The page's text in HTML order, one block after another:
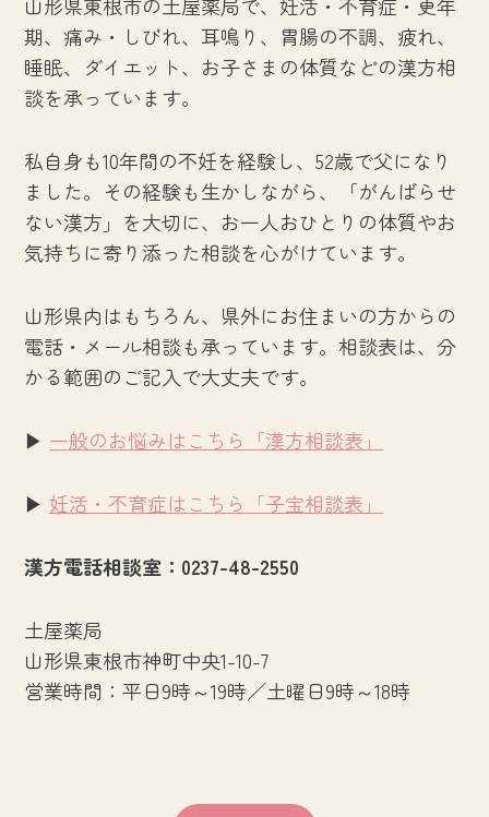
山形県東根市の土屋薬局で、妊活・不育症・更年
期、痛み・しびれ、耳鳴り、胃腸の不調、疲れ、
睡眠、ダイエット、お子さまの体質などの漢方相
談を承っています。
私自身も10年間の不妊を経験し、52歳で父になり
ました。その経験も生かしながら、「がんばらせ
ない漢方」を大切に、お一人おひとりの体質やお
気持ちに寄り添った相談を心がけています。
山形県内はもちろん、県外にお住まいの方からの
電話・メール相談も承っています。相談表は、分
かる範囲のご記入で大丈夫です。
▶ 一般のお悩みはこちら「漢方相談表」
▶ 妊活・不育症はこちら「子宝相談表」
漢方電話相談室：0237-48-2550
土屋薬局
山形県東根市神町中央1-10-7
営業時間：平日9時～19時／土曜日9時～18時